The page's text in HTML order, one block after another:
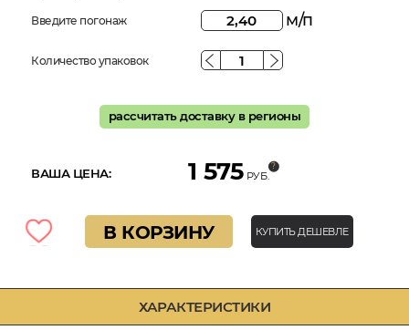
ХАРАКТЕРИСТИКИ
Введите погонаж м/п
Количество упаковок
рассчитать доставку в регионы
ВАША ЦЕНА: 1 575 РУБ.
В КОРЗИНУ КУПИТЬ ДЕШЕВЛЕ